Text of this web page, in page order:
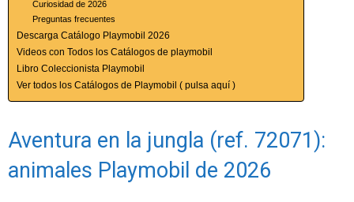
Curiosidad de 2026
Preguntas frecuentes
Descarga Catálogo Playmobil 2026
Videos con Todos los Catálogos de playmobil
Libro Coleccionista Playmobil
Ver todos los Catálogos de Playmobil ( pulsa aquí )
Aventura en la jungla (ref. 72071):
animales Playmobil de 2026